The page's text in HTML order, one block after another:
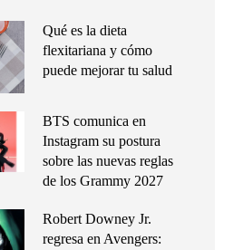
Qué es la dieta
flexitariana y cómo
puede mejorar tu salud
BTS comunica en
Instagram su postura
sobre las nuevas reglas
de los Grammy 2027
Robert Downey Jr.
regresa en Avengers: